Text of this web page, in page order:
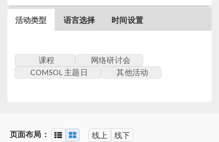
活动类型 语言选择 时间设置
课程
网络研讨会
COMSOL 主题日
其他活动
页面布局： 线上
线下